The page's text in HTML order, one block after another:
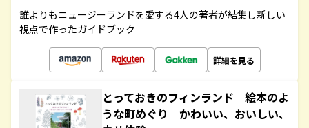
誰よりもニュージーランドを愛する4人の著者が結集し新しい
視点で作ったガイドブック
詳細を見る
とっておきのフィンランド 絵本のよ
うな町めぐり かわいい、おいしい、